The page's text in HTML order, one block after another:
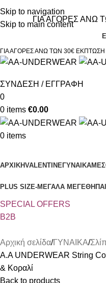
Skip to navigation
Skip to main content
Τηλεφωνικές παραγγελίες
ΓΙΑ ΑΓΟΡΕΣ ΑΝΩ
ΓΙΑ ΑΓΟΡΕΣ ΑΝΩ ΤΩΝ 30€ ΕΚΠΤΩΣΗ
ΣΥΝΔΕΣΗ / ΕΓΓΡΑΦΗ
0
0 items €0.00
0 items
ΑΡΧΙΚΗVALENTINEΓΥΝΑΙΚΑ
PLUS SIZE-ΜΕΓΑΛΑ ΜΕΓΕΘΗ
SPECIAL OFFERS
B2B
Αρχική σελίδα ΓΥΝΑΙΚΑ
Α.A UNDERWEAR String
& Κοραλί
Back to products